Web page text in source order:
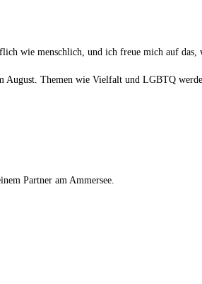
wie menschlich, und ich freue mich auf das,
August. Themen wie Vielfalt und LGBTQ
Partner am Ammersee.